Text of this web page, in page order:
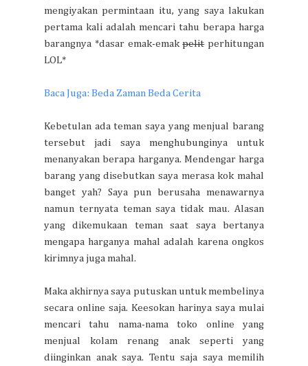
mengiyakan permintaan itu, yang saya lakukan
pertama kali adalah mencari tahu berapa harga
barangnya *dasar emak-emakpelitperhitungan
LOL*
Baca Juga: Beda Zaman Beda Cerita
Kebetulan ada teman saya yang menjual barang
tersebut jadi saya menghubunginya untuk
menanyakan berapa harganya. Mendengar harga
barang yang disebutkan saya merasa kok mahal
banget yah? Saya pun berusaha menawarnya
namun ternyata teman saya tidak mau. Alasan
yang dikemukaan teman saat saya bertanya
mengapa harganya mahal adalah karena ongkos
kirimnya juga mahal.
Maka akhirnya saya putuskan untuk membelinya
secara online saja. Keesokan harinya saya mulai
mencari tahu nama-nama toko online yang
menjual kolam renang anak seperti yang
diinginkan anak saya. Tentu saja saya memilih